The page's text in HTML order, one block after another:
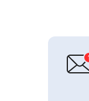
满趣味地